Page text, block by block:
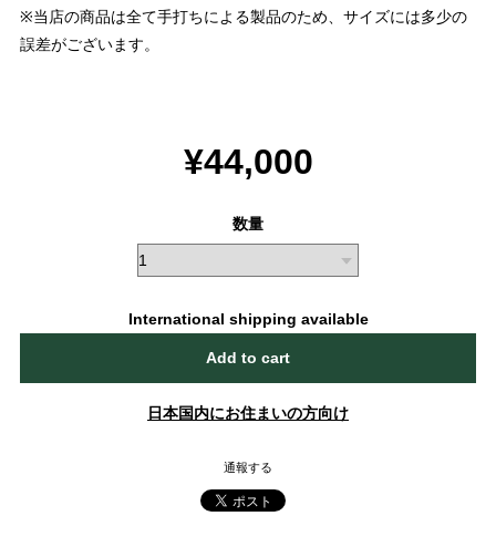
※当店の商品は全て手打ちによる製品のため、サイズには多少の
誤差がございます。
¥44,000
数量
International shipping available
Add to cart
日本国内にお住まいの方向け
通報する